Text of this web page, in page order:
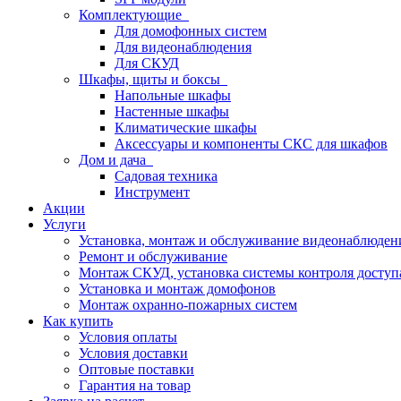
Комплектующие
Для домофонных систем
Для видеонаблюдения
Для СКУД
Шкафы, щиты и боксы
Напольные шкафы
Настенные шкафы
Климатические шкафы
Аксессуары и компоненты СКС для шкафов
Дом и дача
Садовая техника
Инструмент
Акции
Услуги
Установка, монтаж и обслуживание
Ремонт и обслуживание
Монтаж СКУД, установка системы контроля
Установка и монтаж домофонов
Монтаж охранно-пожарных систем
Как купить
Условия оплаты
Условия доставки
Оптовые поставки
Гарантия на товар